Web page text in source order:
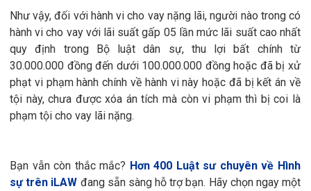
Như vậy, đối với hành vi cho vay nặng lãi, người nào trong có
hành vi cho vay với lãi suất gấp 05 lần mức lãi suất cao nhất
quy định trong Bộ luật dân sự, thu lợi bất chính từ
30.000.000 đồng đến dưới 100.000.000 đồng hoặc đã bị xử
phạt vi phạm hành chính về hành vi này hoặc đã bị kết án về
tội này, chưa được xóa án tích mà còn vi phạm thì bị coi là
phạm tội cho vay lãi nặng.
Bạn vẫn còn thắc mắc? Hơn 400 Luật sư chuyên về Hình
sự trên iLAW đang sẵn sàng hỗ trợ bạn. Hãy chọn ngay một